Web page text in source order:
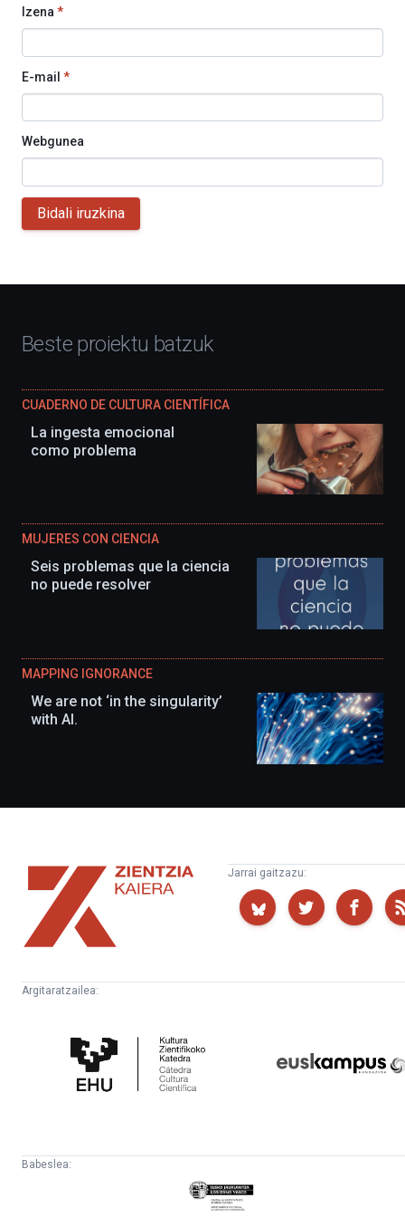
Izena *
E-mail *
Webgunea
Bidali iruzkina
Beste proiektu batzuk
CUADERNO DE CULTURA CIENTÍFICA
La ingesta emocional
como problema
MUJERES CON CIENCIA
Seis problemas que la ciencia
no puede resolver
MAPPING IGNORANCE
We are not ‘in the singularity’
with AI.
Zientzia
Kaiera
Jarrai gaitzazu:
Argitaratzailea:
Zientifikoko
Katedra
Babeslea:
Eusko
Jaurlaritza